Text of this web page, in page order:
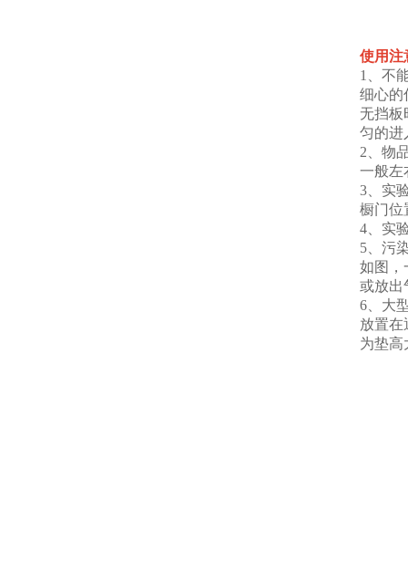
使用注
1、不
细心的
无挡板
匀的进
2、物
一般左
3、实
橱门位
4、实
5、污
如图，
或放出
6、大
放置在
为垫高